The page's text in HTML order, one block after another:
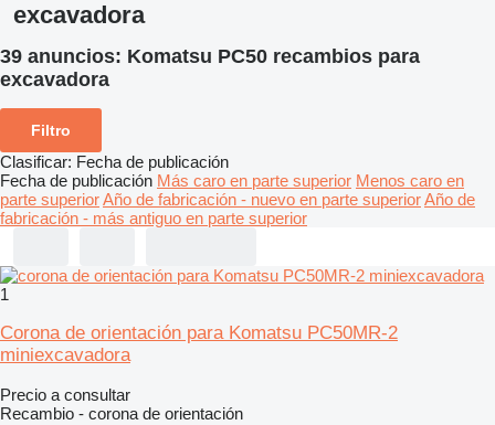
excavadora
39 anuncios: Komatsu PC50 recambios para
excavadora
Filtro
Clasificar: Fecha de publicación
Fecha de publicación Más caro en parte superior Menos caro en
parte superiorAño de fabricación - nuevo en parte superiorAño de
fabricación - más antiguo en parte superior
1
Corona de orientación para Komatsu PC50MR-2
miniexcavadora
Precio a consultar
Recambio - corona de orientación